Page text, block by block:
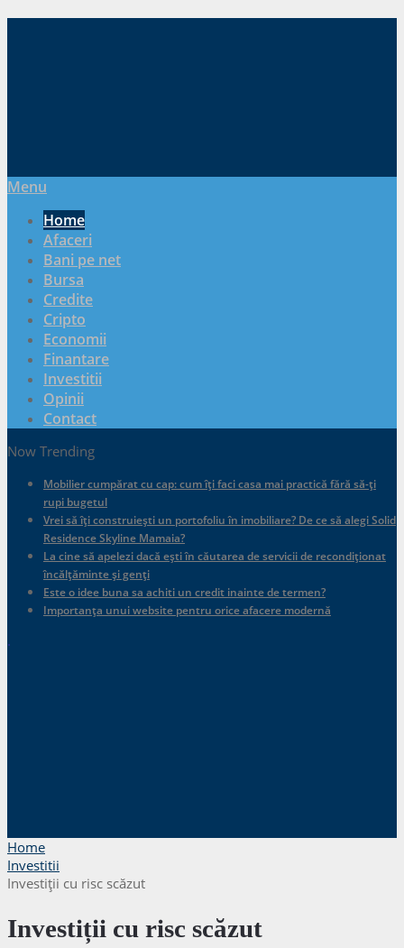
Menu
Home
Afaceri
Bani pe net
Bursa
Credite
Cripto
Economii
Finantare
Investitii
Opinii
Contact
Now Trending
Mobilier cumpărat cu cap: cum îți faci casa mai practică fără să-ți
rupi bugetul
Vrei să îți construiești un portofoliu în imobiliare? De ce să alegi Solid
Residence Skyline Mamaia?
La cine să apelezi dacă ești în căutarea de servicii de recondiționat
încălțăminte și genți
Este o idee buna sa achiti un credit inainte de termen?
Importanța unui website pentru orice afacere modernă
.
Home
Investitii
Investiții cu risc scăzut
Investiții cu risc scăzut